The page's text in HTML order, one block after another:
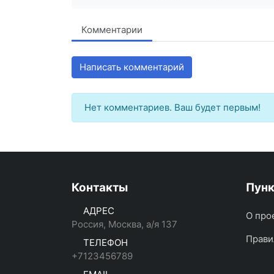
Комментарии
Написать комментарий
Нет комментариев. Ваш будет первым!
Контакты
АДРЕС
Россия, Москва, а/я 137
ТЕЛЕФОН
+7123456789
О